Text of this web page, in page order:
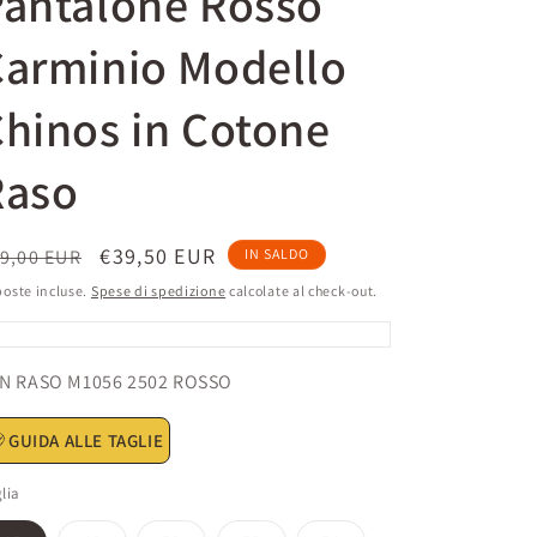
e
a
e
a
f
i
c
a
Modello
in Cotone
EUR
Prezzo
scontato
€39,50 EUR IN SALDO
incluse. Spese di spedizione calcolate al check-out.
RASO M1056 2502 ROSSO
GUIDA ALLE TAGLIE